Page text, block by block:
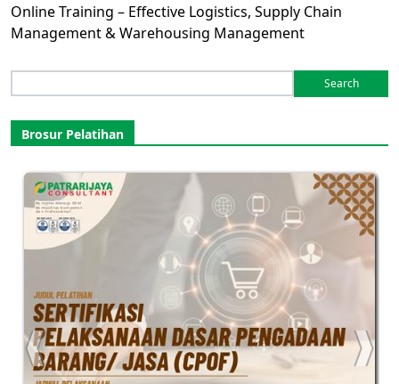
Online Training – Effective Logistics, Supply Chain
Management & Warehousing Management
for:
Brosur Pelatihan